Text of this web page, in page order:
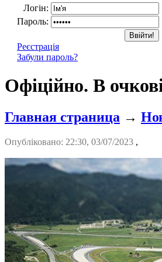
Логін:
Пароль:
Реєстрація
Забули пароль?
Офіційно. В
Главная страница →
Опубліковано: 22:30, 03/07/2023 ,